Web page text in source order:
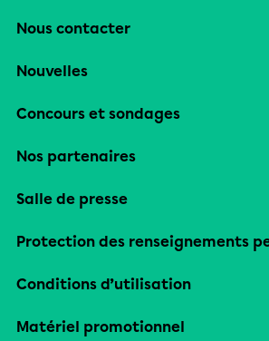
Nous contacter
Nouvelles
Concours et sondages
Nos partenaires
Salle de presse
Protection des renseignements
Conditions d’utilisation
Matériel promotionnel